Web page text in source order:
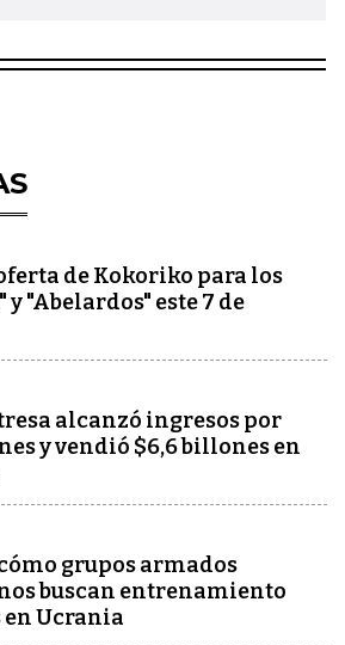
de Kokoriko para los
y "Abelardos" este 7 de
alcanzó ingresos por
y vendió $6,6 billones en
grupos armados
buscan entrenamiento
en Ucrania